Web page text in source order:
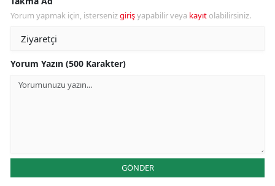
Yorum yapmak için, istersenizgirişyapabilir veya kayıt olabilirsiniz.
Yorum Yazın (500 Karakter)
GÖNDER